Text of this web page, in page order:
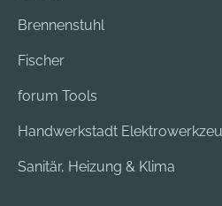
Brennenstuhl
Fischer
forum Tools
Handwerkstadt
Sanitär, Heizung & Klima